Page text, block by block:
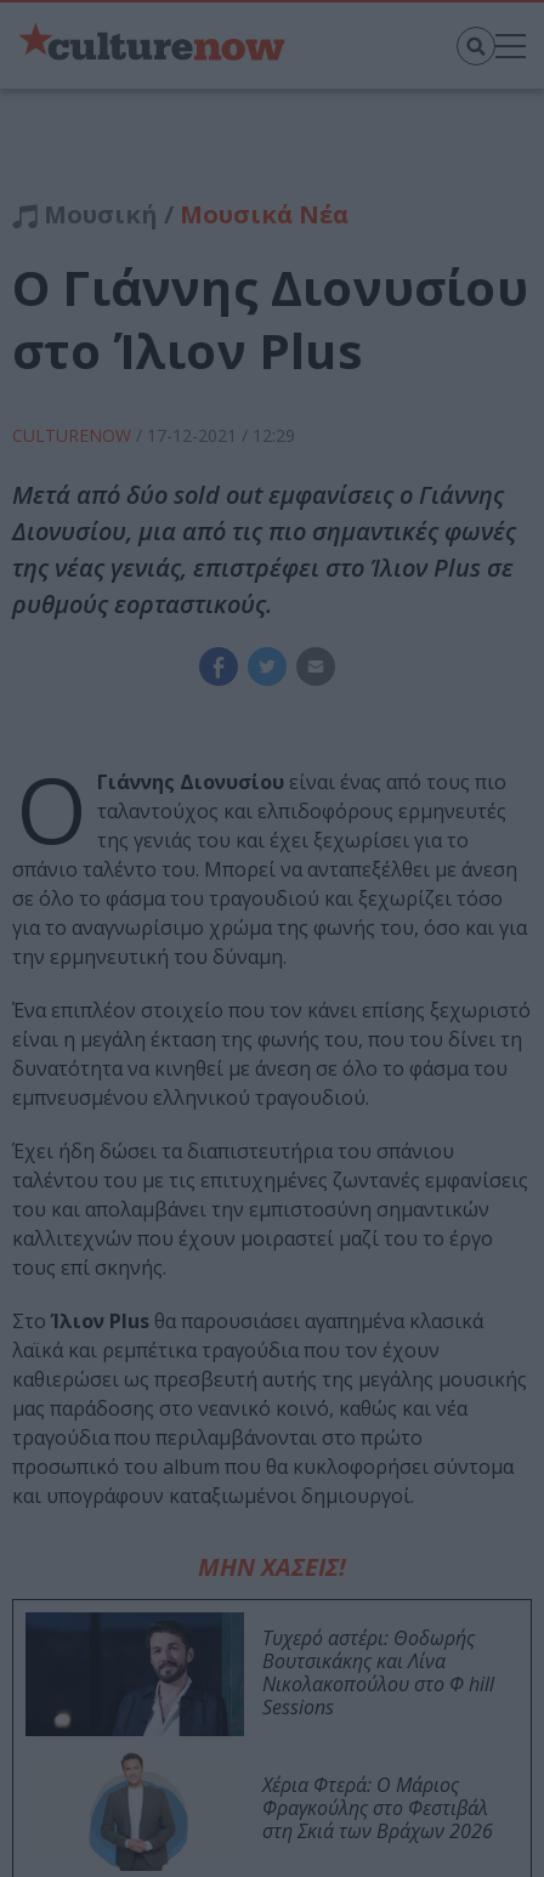
Μουσική / Μουσικά Νέα
Ο Γιάννης Διονυσίου
στο Ίλιον Plus
CULTURENOW / 17-12-2021 / 12:29
Μετά από δύο sold out εμφανίσεις ο Γιάννης
Διονυσίου, μια από τις πιο σημαντικές φωνές
της νέας γενιάς, επιστρέφει στο Ίλιον Plus σε
ρυθμούς εορταστικούς.
Ο Γιάννης Διονυσίου είναι ένας από τους πιο
ταλαντούχος και ελπιδοφόρους ερμηνευτές
της γενιάς του και έχει ξεχωρίσει για το
σπάνιο ταλέντο του. Μπορεί να ανταπεξέλθει με άνεση
σε όλο το φάσμα του τραγουδιού και ξεχωρίζει τόσο
για το αναγνωρίσιμο χρώμα της φωνής του, όσο και για
την ερμηνευτική του δύναμη.
Ένα επιπλέον στοιχείο που τον κάνει επίσης ξεχωριστό
είναι η μεγάλη έκταση της φωνής του, που του δίνει τη
δυνατότητα να κινηθεί με άνεση σε όλο το φάσμα του
εμπνευσμένου ελληνικού τραγουδιού.
Έχει ήδη δώσει τα διαπιστευτήρια του σπάνιου
ταλέντου του με τις επιτυχημένες ζωντανές εμφανίσεις
του και απολαμβάνει την εμπιστοσύνη σημαντικών
καλλιτεχνών που έχουν μοιραστεί μαζί του το έργο
τους επί σκηνής.
Στο Ίλιον Plus θα παρουσιάσει αγαπημένα κλασικά
λαϊκά και ρεμπέτικα τραγούδια που τον έχουν
καθιερώσει ως πρεσβευτή αυτής της μεγάλης μουσικής
μας παράδοσης στο νεανικό κοινό, καθώς και νέα
τραγούδια που περιλαμβάνονται στο πρώτο
προσωπικό του album που θα κυκλοφορήσει σύντομα
και υπογράφουν καταξιωμένοι δημιουργοί.
ΜΗΝ ΧΑΣΕΙΣ!
Τυχερό αστέρι: Θοδωρής
Βουτσικάκης και Λίνα
Νικολακοπούλου στο Φ hill
Sessions
Χέρια Φτερά: Ο Μάριος
Φραγκούλης στο Φεστιβάλ
στη Σκιά των Βράχων 2026